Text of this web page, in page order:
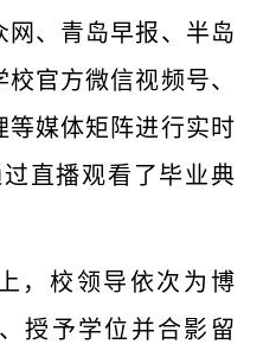
网、青岛早报、半岛
官方微信视频号、
等媒体矩阵进行实时
直播观看了毕业典
，校领导依次为博
授予学位并合影留